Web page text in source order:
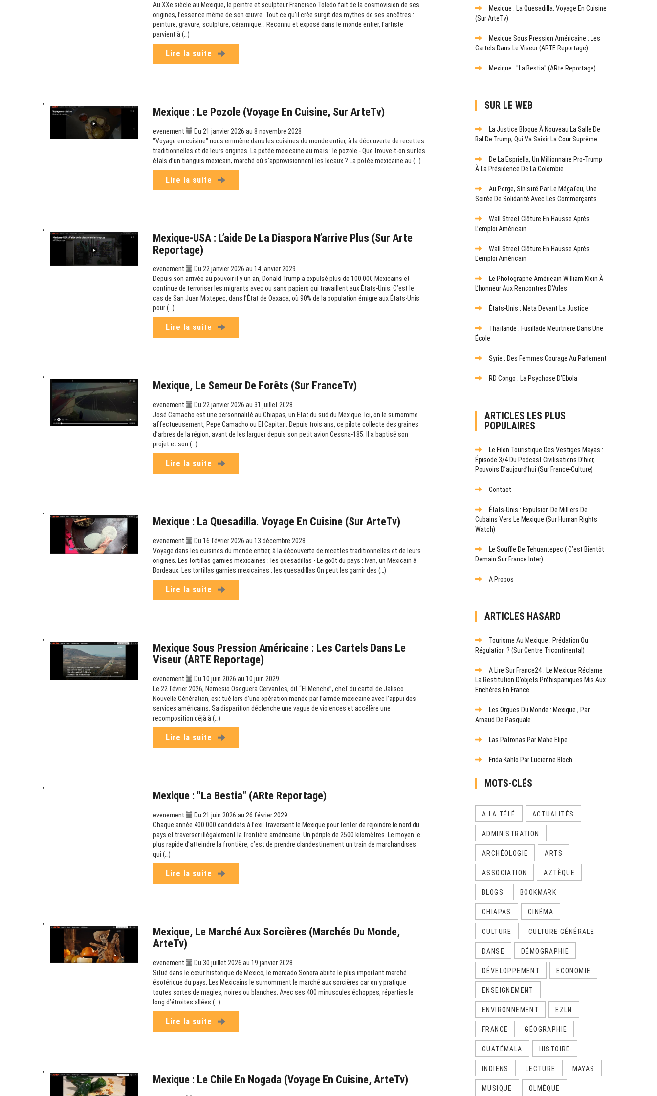
Au XXe siècle au Mexique, le peintre et sculpteur Francisco Toledo fait de la cosmovision de ses
origines, l’essence même de son œuvre. Tout ce qu’il crée surgit des mythes de ses ancêtres :
peinture, gravure, sculpture, céramique… Reconnu et exposé dans le monde entier, l’artiste
parvient à (…)
Lire la suite
Mexique : Le Pozole (Voyage En Cuisine, Sur ArteTv)
evenement
Du 21 janvier 2026 au 8 novembre 2028
"Voyage en cuisine" nous emmène dans les cuisines du monde entier, à la découverte de recettes
traditionnelles et de leurs origines. La potée mexicaine au maïs : le pozole - Que trouve-t-on sur les
étals d’un tianguis mexicain, marché où s’approvisionnent les locaux ? La potée mexicaine au (…)
Lire la suite
Mexique-USA : L’aide De La Diaspora N’arrive Plus (sur Arte
Reportage)
evenement
Du 22 janvier 2026 au 14 janvier 2029
Depuis son arrivée au pouvoir il y un an, Donald Trump a expulsé plus de 100.000 Mexicains et
continue de terroriser les migrants avec ou sans papiers qui travaillent aux États-Unis. C’est le
cas de San Juan Mixtepec, dans l’État de Oaxaca, où 90% de la population émigre aux États-Unis
pour (…)
Lire la suite
Mexique, Le Semeur De Forêts (sur FranceTv)
evenement
Du 22 janvier 2026 au 31 juillet 2028
José Camacho est une personnalité au Chiapas, un Etat du sud du Mexique. Ici, on le surnomme
affectueusement, Pepe Camacho ou El Capitan. Depuis trois ans, ce pilote collecte des graines
d’arbres de la région, avant de les larguer depuis son petit avion Cessna-185. Il a baptisé son
projet et son (…)
Lire la suite
Mexique : La Quesadilla. Voyage En Cuisine (sur ArteTv)
evenement
Du 16 février 2026 au 13 décembre 2028
Voyage dans les cuisines du monde entier, à la découverte de recettes traditionnelles et de leurs
origines. Les tortillas garnies mexicaines : les quesadillas - Le goût du pays : Ivan, un Mexicain à
Bordeaux. Les tortillas garnies mexicaines : les quesadillas On peut les garnir des (…)
Lire la suite
Mexique Sous Pression Américaine : Les Cartels Dans Le
Viseur (ARTE Reportage)
evenement
Du 10 juin 2026 au 10 juin 2029
Le 22 février 2026, Nemesio Oseguera Cervantes, dit “El Mencho”, chef du cartel de Jalisco
Nouvelle Génération, est tué lors d’une opération menée par l’armée mexicaine avec l’appui des
services américains. Sa disparition déclenche une vague de violences et accélère une
recomposition déjà à (…)
Lire la suite
Mexique : "La Bestia" (ARte Reportage)
evenement
Du 21 juin 2026 au 26 février 2029
Chaque année 400 000 candidats à l’exil traversent le Mexique pour tenter de rejoindre le nord du
pays et traverser illégalement la frontière américaine. Un périple de 2500 kilomètres. Le moyen le
plus rapide d’atteindre la frontière, c’est de prendre clandestinement un train de marchandises
qui (…)
Lire la suite
Mexique, Le Marché Aux Sorcières (Marchés Du Monde,
ArteTv)
evenement
Du 30 juillet 2026 au 19 janvier 2028
Situé dans le cœur historique de Mexico, le mercado Sonora abrite le plus important marché
ésotérique du pays. Les Mexicains le surnomment le marché aux sorcières car on y pratique
toutes sortes de magies, noires ou blanches. Avec ses 400 minuscules échoppes, réparties le
long d’étroites allées (…)
Lire la suite
Mexique : Le Chile En Nogada (Voyage En Cuisine, ArteTv)
Mexique : La Quesadilla. Voyage En Cuisine
(sur ArteTv)
Mexique Sous Pression Américaine : Les
Cartels Dans Le Viseur (ARTE Reportage)
Mexique : "La Bestia" (ARte Reportage)
SUR LE WEB
La Justice Bloque À Nouveau La Salle De
Bal De Trump, Qui Va Saisir La Cour Suprême
De La Espriella, Un Millionnaire Pro-Trump
À La Présidence De La Colombie
Au Porge, Sinistré Par Le Mégafeu, Une
Soirée De Solidarité Avec Les Commerçants
Wall Street Clôture En Hausse Après
L’emploi Américain
Wall Street Clôture En Hausse Après
L’emploi Américain
Le Photographe Américain William Klein À
L’honneur Aux Rencontres D’Arles
États-Unis : Meta Devant La Justice
Thaïlande : Fusillade Meurtrière Dans Une
École
Syrie : Des Femmes Courage Au Parlement
RD Congo : La Psychose D’Ebola
ARTICLES LES PLUS
POPULAIRES
Le Filon Touristique Des Vestiges Mayas :
Épisode 3/4 Du Podcast Civilisations D’hier,
Pouvoirs D’aujourd’hui (sur France-Culture)
Contact
États-Unis : Expulsion De Milliers De
Cubains Vers Le Mexique (sur Human Rights
Watch)
Le Souffle De Tehuantepec ( C’est Bientôt
Demain Sur France Inter)
A Propos
ARTICLES HASARD
Tourisme Au Mexique : Prédation Ou
Régulation ? (Sur Centre Tricontinental)
A Lire Sur France24 : Le Mexique Réclame
La Restitution D’objets Préhispaniques Mis Aux
Enchères En France
Les Orgues Du Monde : Mexique , Par
Arnaud De Pasquale
Las Patronas Par Mahe Elipe
Frida Kahlo Par Lucienne Bloch
MOTS-CLÉS
A LA TÉLÉ ACTUALITÉS
ADMINISTRATION
ARCHÉOLOGIE ARTS
ASSOCIATION AZTÈQUE
BLOGS BOOKMARK
CHIAPAS CINÉMA
CULTURE CULTURE GÉNÉRALE
DANSE DÉMOGRAPHIE
DÉVELOPPEMENT ECONOMIE
ENSEIGNEMENT
ENVIRONNEMENT EZLN
FRANCE GÉOGRAPHIE
GUATÉMALA HISTOIRE
INDIENS LECTURE MAYAS
MUSIQUE OLMÈQUE